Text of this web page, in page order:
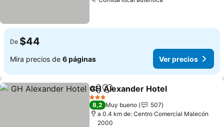
De $44
Mira precios de 6 páginas Ver precios
CompartirAgregar a favoritos
GH Alexander Hotel
3 Estrellas
8,2 Muy bueno
507
a 0.4 km de: Centro Comercial Malecón
2000